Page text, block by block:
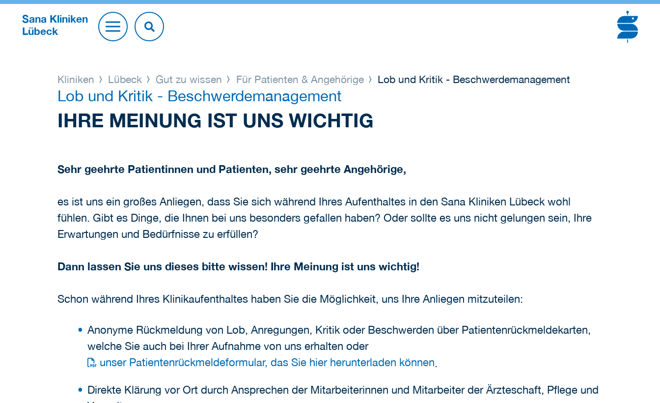
Sana Kliniken
Lübeck
Kliniken Lübeck Gut zu wissen Für Patienten & Angehörige Lob und Kritik - Beschwerdemanagement
Lob und Kritik - Beschwerdemanagement
IHRE MEINUNG IST UNS WICHTIG
Sehr geehrte Patientinnen und Patienten, sehr geehrte Angehörige,
es ist uns ein großes Anliegen, dass Sie sich während Ihres Aufenthaltes in den Sana Kliniken Lübeck wohl
fühlen. Gibt es Dinge, die Ihnen bei uns besonders gefallen haben? Oder sollte es uns nicht gelungen sein, Ihre
Erwartungen und Bedürfnisse zu erfüllen?
Dann lassen Sie uns dieses bitte wissen! Ihre Meinung ist uns wichtig!
Schon während Ihres Klinikaufenthaltes haben Sie die Möglichkeit, uns Ihre Anliegen mitzuteilen:
Anonyme Rückmeldung von Lob, Anregungen, Kritik oder Beschwerden über Patientenrückmeldekarten,
welche Sie auch bei Ihrer Aufnahme von uns erhalten oder
unser Patientenrückmeldeformular, das Sie hier herunterladen können.
Direkte Klärung vor Ort durch Ansprechen der Mitarbeiterinnen und Mitarbeiter der Ärzteschaft, Pflege und